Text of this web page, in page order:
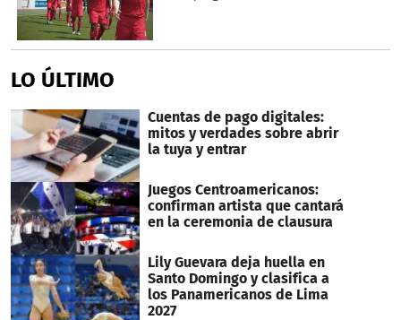
LO ÚLTIMO
Cuentas de pago digitales:
mitos y verdades sobre abrir
la tuya y entrar
Juegos Centroamericanos:
confirman artista que cantará
en la ceremonia de clausura
Lily Guevara deja huella en
Santo Domingo y clasifica a
los Panamericanos de Lima
2027